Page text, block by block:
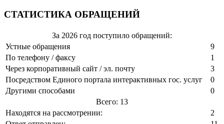
СТАТИСТИКА ОБРАЩЕНИЙ
За 2026 год поступило обращений:
Устные обращения
9
По телефону / факсу
1
Через корпоративный сайт / эл. почту
3
Посредством Единого портала интерактивных гос. услуг
0
Другими способами
0
Всего: 13
Находятся на рассмотрении:
2